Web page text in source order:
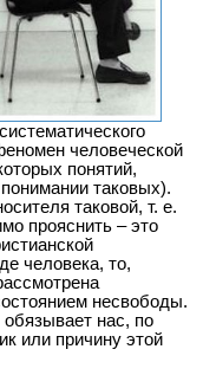
человеческой
понятий,
таковых).
таковой, т. е.
прояснить – это
человека, то,
несвободы.
нас, по
или причину этой